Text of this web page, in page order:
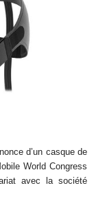
d’un casque de
World Congress
avec la société